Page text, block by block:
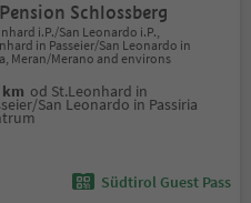
Schlossberg
i.P./San Leonardo i.P.,
in Passeier/San Leonardo in
Meran/Merano and environs
km od St.Leonhard in
San Leonardo in Passiria
Südtirol Guest Pass